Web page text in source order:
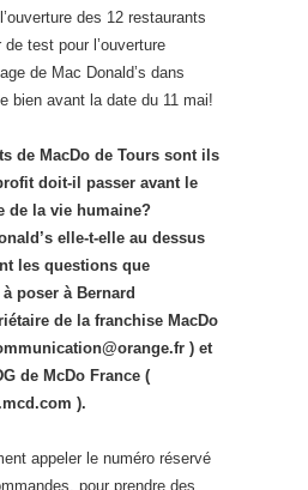
des 12 restaurants
test pour l’ouverture
de Mac Donald’s dans
bien avant la date du 11 mai!
de MacDo de Tours sont ils
doit-il passer avant le
de la vie humaine?
elle-t-elle au dessus
les questions que
poser à Bernard
de la franchise MacDo
) et
de McDo France (
).
appeler le numéro réservé
pour prendre des